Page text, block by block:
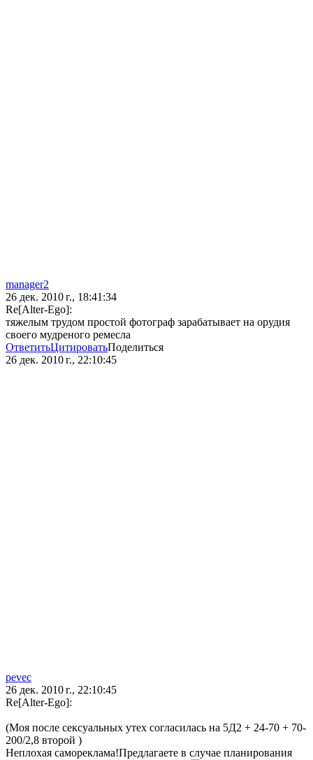
manager2
26 дек. 2010 г., 18:41:34
Re[Alter-Ego]:
тяжелым трудом простой фотограф зарабатывает на орудия
своего мудреного ремесла
ОтветитьЦитироватьПоделиться
26 дек. 2010 г., 22:10:45
pevec
26 дек. 2010 г., 22:10:45
Re[Alter-Ego]:
(Моя после сексуальных утех согласилась на 5Д2 + 24-70 + 70-
200/2,8 второй )
Неплохая самореклама!Предлагаете в случае планирования